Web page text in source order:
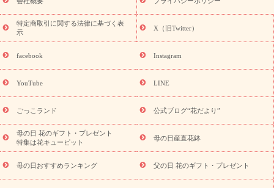
フト・プレゼント特集
敬老の日の花 全てのギフト一覧
キャン
ペーン
映画『ウォーターガーディアンズ』コラボキャンペーン
「きょう誕生日なんです」キャンペーン
誕生日の花を探す
誕生日フラワーギフト 誕生日フラワーギフト特集
(トルコキキョウ)
9月の誕生花(リンドウ)
ら探す
お祝いの花特集 当日配達特急便 お祝い商品一覧
念日
結婚祝い 出産祝い 退院祝い・快気祝い
寿祝い
プチギフト ペットのお祝いフラワー
供え・お悔やみ商品一覧
お供え・お悔やみの花
四十九日法要以
特定商取引に関する法律に基づく表
示
X（旧Twitter）
facebook Instagram
YouTube LINE
ごっこランド 公式ブログ“花だより”
母の日 花のギフト・プレゼント
特集は花キューピット
母の日産直花鉢
母の日おすすめランキング 父の日 花のギフト・プレゼント